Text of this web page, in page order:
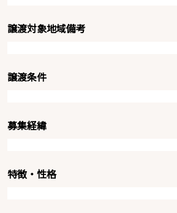
譲渡対象地域備考
譲渡条件
募集経緯
特徴・性格